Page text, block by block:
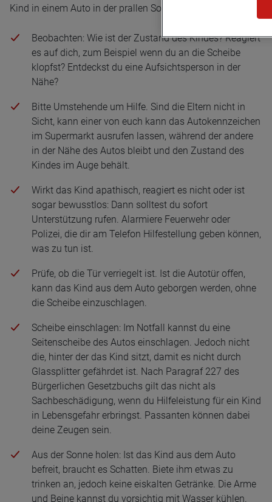
Kind in einem Auto in der prallen Sonne siehst.
Beobachten: Wie ist der Zustand des Kindes? Reagiert
es auf dich, zum Beispiel wenn du an die Scheibe
klopfst? Entdeckst du eine Aufsichtsperson in der
Nähe?
Bitte Umstehende um Hilfe. Sind die Eltern nicht in
Sicht, kann einer von euch kann das Autokennzeichen
im Supermarkt ausrufen lassen, während der andere
in der Nähe des Autos bleibt und den Zustand des
Kindes im Auge behält.
Wirkt das Kind apathisch, reagiert es nicht oder ist
sogar bewusstlos: Dann solltest du sofort
Unterstützung rufen. Alarmiere Feuerwehr oder
Polizei, die dir am Telefon Hilfestellung geben können,
was zu tun ist.
Prüfe, ob die Tür verriegelt ist. Ist die Autotür offen,
kann das Kind aus dem Auto geborgen werden, ohne
die Scheibe einzuschlagen.
Scheibe einschlagen: Im Notfall kannst du eine
Seitenscheibe des Autos einschlagen. Jedoch nicht
die, hinter der das Kind sitzt, damit es nicht durch
Glassplitter gefährdet ist. Nach Paragraf 227 des
Bürgerlichen Gesetzbuchs gilt das nicht als
Sachbeschädigung, wenn du Hilfeleistung für ein Kind
in Lebensgefahr erbringst. Passanten können dabei
deine Zeugen sein.
Aus der Sonne holen: Ist das Kind aus dem Auto
befreit, braucht es Schatten. Biete ihm etwas zu
trinken an, jedoch keine eiskalten Getränke. Die Arme
und Beine kannst du vorsichtig mit Wasser kühlen.